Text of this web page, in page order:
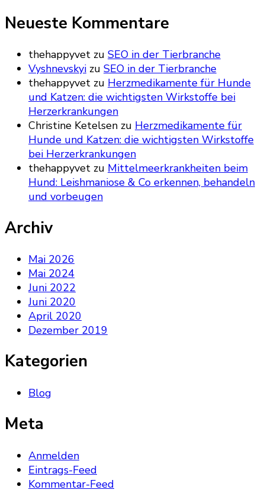
Neueste Kommentare
thehappyvet zu SEO in der Tierbranche
Vyshnevskyi zu SEO in der Tierbranche
thehappyvet zu Herzmedikamente für Hunde
und Katzen: die wichtigsten Wirkstoffe bei
Herzerkrankungen
Christine Ketelsen zu Herzmedikamente für
Hunde und Katzen: die wichtigsten Wirkstoffe
bei Herzerkrankungen
thehappyvet zu Mittelmeerkrankheiten beim
Hund: Leishmaniose & Co erkennen, behandeln
und vorbeugen
Archiv
Mai 2026
Mai 2024
Juni 2022
Juni 2020
April 2020
Dezember 2019
Kategorien
Blog
Meta
Anmelden
Eintrags-Feed
Kommentar-Feed